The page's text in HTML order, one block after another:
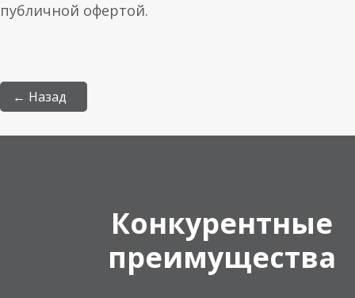
публичной офертой.
← Назад
Конкурентные
преимущества